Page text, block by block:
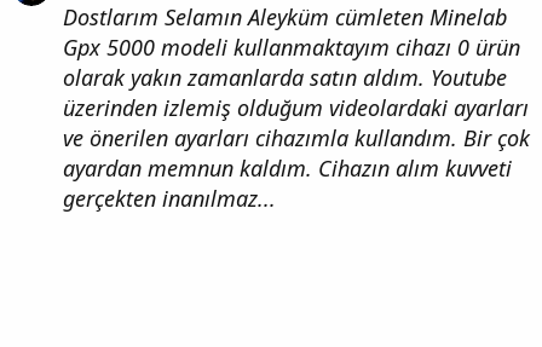
Dostlarım Selamın Aleyküm cümleten Minelab
Gpx 5000 modeli kullanmaktayım cihazı 0 ürün
olarak yakın zamanlarda satın aldım. Youtube
üzerinden izlemiş olduğum videolardaki ayarları
ve önerilen ayarları cihazımla kullandım. Bir çok
ayardan memnun kaldım. Cihazın alım kuvveti
gerçekten inanılmaz...